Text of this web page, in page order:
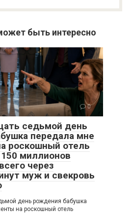
быть интересно
0
седьмой день
передала мне
роскошный отель
миллионов
через
муж и свекровь
день рождения бабушка
на роскошный отель